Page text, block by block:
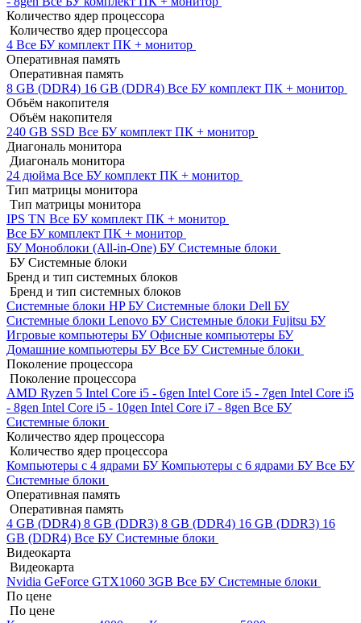
Количество ядер процессора
Количество ядер процессора
4 Все БУ комплект ПК + монитор
Оперативная память
Оперативная память
8 GB (DDR4) 16 GB (DDR4) Все БУ комплект ПК + монитор
Объём накопителя
Объём накопителя
240 GB SSD Все БУ комплект ПК + монитор
Диагональ монитора
Диагональ монитора
24 дюйма Все БУ комплект ПК + монитор
Тип матрицы монитора
Тип матрицы монитора
IPS TN Все БУ комплект ПК + монитор
Все БУ комплект ПК + монитор
БУ Моноблоки (All-in-One) БУ Системные блоки
БУ Системные блоки
Бренд и тип системных блоков
Бренд и тип системных блоков
Системные блоки HP БУСистемные блоки Dell БУ
Системные блоки Lenovo БУСистемные блоки Fujitsu БУ
Игровые компьютеры БУОфисные компьютеры БУ
Домашние компьютеры БУВсе БУ Системные блоки
Поколение процессора
Поколение процессора
AMD Ryzen 5 Intel Core i5 - 6gen Intel Core i5 - 7gen Intel Core i5
- 8gen Intel Core i5 - 10gen Intel Core i7 - 8gen Все БУ
Системные блоки
Количество ядер процессора
Количество ядер процессора
Компьютеры с 4 ядрами БУКомпьютеры с 6 ядрами БУВсе БУ
Системные блоки
Оперативная память
Оперативная память
4 GB (DDR4) 8 GB (DDR3) 8 GB (DDR4) 16 GB (DDR3) 16
GB (DDR4) Все БУ Системные блоки
Видеокарта
Видеокарта
Nvidia GeForce GTX1060 3GB Все БУ Системные блоки
По цене
По цене